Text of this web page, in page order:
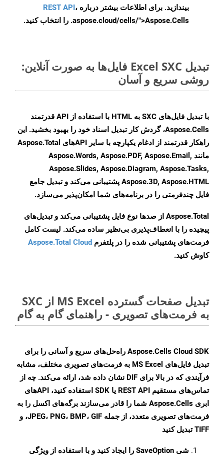
بیندازید. برای اطلاعات بیشتر درباره REST API،
.aspose.cloud/cells/">Aspose.Cells را انتخاب کنید.
تبدیل Excel SXC فایل‌ها به صورت آنلاین:
روشی سریع و آسان
با تبدیل فایل‌های SXC به HTML با استفاده از API قدرتمند
Aspose.Cells، گردش کار تبدیل اسناد خود را بهبود بخشید. این
راهکار قدرتمند از ادغام یکپارچه با سایر APIهای Aspose.Total
مانند Aspose.Words, Aspose.PDF, Aspose.Email,
Aspose.Slides, Aspose.Diagram, Aspose.Tasks,
Aspose.3D, Aspose.HTML پشتیبانی می‌کند و تبدیل جامع
فایل چندفرمتی را در برنامه‌های شما امکان‌پذیر می‌سازد.
Aspose.Total از صدها نوع فایل پشتیبانی می‌کند و تبدیل‌های
پیچیده را با انعطاف‌پذیری بی‌نظیر ساده می‌کند. لیست کامل
فرمت‌های پشتیبانی شده را در پلتفرم Aspose.Total Cloud
کاوش کنید.
تبدیل صفحات گسترده MS Excel از SXC
به فرمت‌های تصویری - راهنمای گام به گام
Aspose.Cells Cloud SDK راه‌حل‌های سریع و آسانی را برای
تبدیل فایل‌های MS Excel به فرمت‌های تصویری مختلف، مشابه
فرآیندی که در بالا برای DIF نشان داده شد، ارائه می‌کند. چه از
تماس‌های مستقیم REST API یا SDK استفاده کنید، APIهای
ابری Aspose.Cells شما را قادر می‌سازند برگه‌های اکسل را به
فرمت‌های تصویری متعدد، از جمله JPEG، PNG، BMP، GIF، و
TIFF تبدیل کنید
شی SaveOption را ایجاد کنید و با استفاده از ویژگی